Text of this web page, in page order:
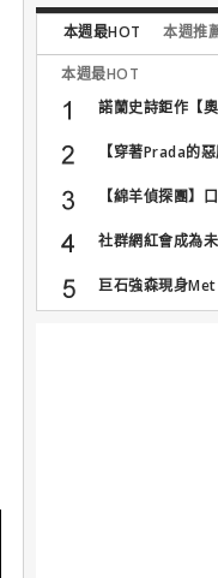
本週最HOT 本週推
本週最HOT
諾蘭史詩鉅作【
【穿著Prada的
【綿羊偵探團】
社群網紅會成為
巨石強森現身
子...